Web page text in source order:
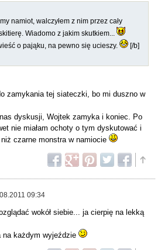
namiot, walczyłem z nim przez cały
Wiadomo z jakim skutkiem...
o pająku, na pewno się ucieszy.
[/b]
zamykania tej siateczki, bo mi duszno w
dyskusji, Wojtek zamyka i koniec. Po
nie miałam ochoty o tym dyskutować i
czarne monstra w namiocie
09:34
wokół siebie... ja cierpię na lekką
na każdym wyjeździe